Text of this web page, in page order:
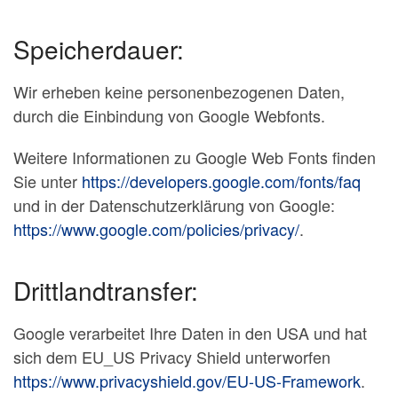
Speicherdauer:
Wir erheben keine personenbezogenen Daten,
durch die Einbindung von Google Webfonts.
Weitere Informationen zu Google Web Fonts finden
Sie unter https://developers.google.com/fonts/faq
und in der Datenschutzerklärung von Google:
https://www.google.com/policies/privacy/.
Drittlandtransfer:
Google verarbeitet Ihre Daten in den USA und hat
sich dem EU_US Privacy Shield unterworfen
https://www.privacyshield.gov/EU-US-Framework.